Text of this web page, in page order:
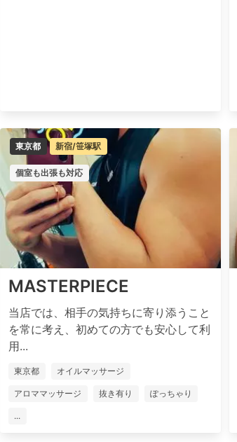
東京都 新宿/笹塚駅
個室も出張も対応
MASTERPIECE
当店では、相手の気持ちに寄り添うこと
を常に考え、初めての方でも安心して利
用...
東京都 オイルマッサージ
アロママッサージ 抜き有り ぽっちゃり
...